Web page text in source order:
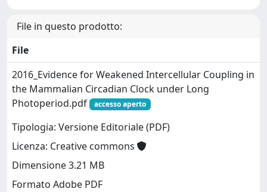
File in questo prodotto:
File
2016_Evidence for Weakened Intercellular Coupling in
the Mammalian Circadian Clock under Long
Photoperiod.pdf
accesso aperto
Tipologia: Versione Editoriale (PDF)
Licenza: Creative commons
Dimensione 3.21 MB
Formato Adobe PDF